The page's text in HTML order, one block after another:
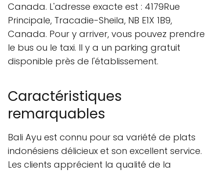
Canada. L'adresse exacte est : 4179Rue
Principale, Tracadie-Sheila, NB E1X 1B9,
Canada. Pour y arriver, vous pouvez prendre
le bus ou le taxi. Il y a un parking gratuit
disponible près de l'établissement.
Caractéristiques
remarquables
Bali Ayu est connu pour sa variété de plats
indonésiens délicieux et son excellent service.
Les clients apprécient la qualité de la